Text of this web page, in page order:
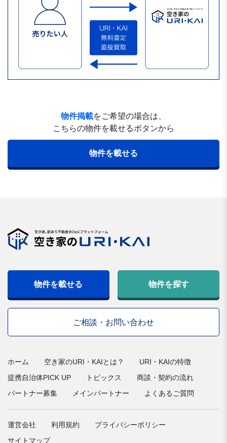
物件掲載をご希望の場合は、
こちらの物件を載せるボタンから
物件を載せる
物件を載せる 物件を探す
ご相談・お問い合わせ
ホーム 空き家のURI・KAIとは？
URI・KAIの特徴
提携自治体PICK UP
トピックス
商談・契約の流れ
パートナー募集
メインパートナー よくあるご質問
運営会社 利用規約
プライバシーポリシー
サイトマップ